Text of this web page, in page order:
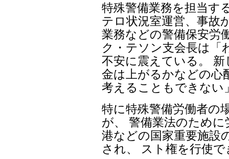
特殊警備業務を担当す
テロ状況室運営、事故
業務などの警備保安労
ク・テソン支会長は「
不安に震えている。
金は上がるかなどの心
考えることもできない
特に特殊警備労働者の
が、 警備業法のため
港などの国家重要施設
され、 スト権を行使